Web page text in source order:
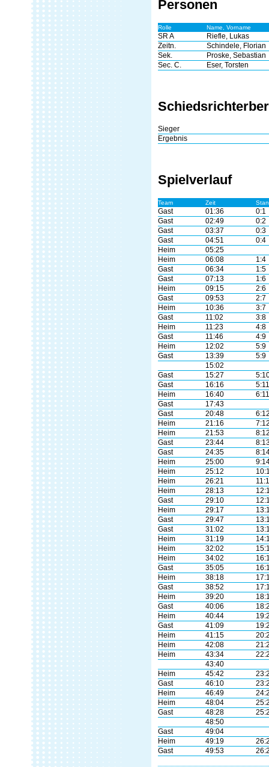
Personen
Rolle Name, Vorname
SR A
Riefle, Lukas
Zeitn.
Schindele, Florian
Sek.
Proske, Sebastian
Sec. C.
Eser, Torsten
Sieger
Ergebnis
Spielverlauf
Team Zeit
Gast 01:36
0:1
Gast
02:49
0:2
Gast
03:37
0:3
Gast
04:51
0:4
Heim
05:25
Heim
06:08
1:4
Gast
06:34
1:5
Gast
07:13
1:6
Heim
09:15
2:6
Gast
09:53
2:7
Heim
10:36
3:7
Gast
11:02
3:8
Heim
11:23
4:8
Gast
11:46
4:9
Heim
12:02
5:9
Gast
13:39
5:9
15:02
Gast
15:27
Gast
16:16
5:11
Heim
16:40
6:11
Gast
17:43
Gast
20:48
Heim
21:16
Heim
21:53
Gast
23:44
Gast
24:35
Heim
25:00
Heim
25:12
Heim
26:21
Heim
28:13
Gast
29:10
Heim
29:17
Gast
29:47
Gast
31:02
Heim
31:19
Heim
32:02
Heim
34:02
Gast
35:05
Heim
38:18
Gast
38:52
Heim
39:20
Gast
40:06
Heim
40:44
Gast
41:09
Heim
41:15
Heim
42:08
Heim
43:34
43:40
Heim
45:42
Gast
46:10
Heim
46:49
Heim
48:04
Gast
48:28
48:50
Gast
49:04
Heim
49:19
Gast
49:53